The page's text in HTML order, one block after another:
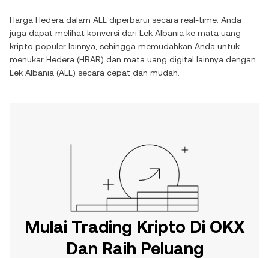
Harga Hedera dalam ALL diperbarui secara real-time. Anda
juga dapat melihat konversi dari Lek Albania ke mata uang
kripto populer lainnya, sehingga memudahkan Anda untuk
menukar Hedera (HBAR) dan mata uang digital lainnya dengan
Lek Albania (ALL ) secara cepat dan mudah.
Mulai Trading Kripto Di OKX
Dan Raih Peluang